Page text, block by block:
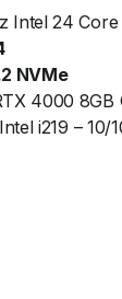
24
NVMe
4000
i219 – 10/